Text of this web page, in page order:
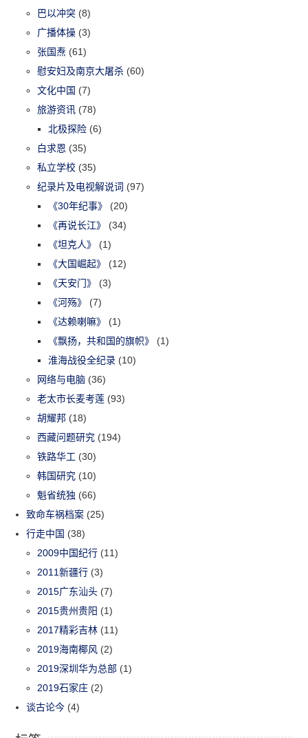
巴以冲突 (8)
广播体操 (3)
张国焘 (61)
慰安妇及南京大屠杀 (60)
文化中国 (7)
旅游资讯 (78)
北极探险 (6)
白求恩 (35)
私立学校 (35)
纪录片及电视解说词 (97)
《30年纪事》
(20)
《再说长江》
(34)
《坦克人》
(1)
《大国崛起》
(12)
《天安门》
(3)
《河殇》
(7)
《达赖喇嘛》
(1)
《飘扬，共和国的旗帜》
(1)
淮海战役全纪录 (10)
网络与电脑 (36)
老太市长麦考莲 (93)
胡耀邦 (18)
西藏问题研究 (194)
铁路华工 (30)
韩国研究 (10)
魁省统独 (66)
致命车祸档案 (25)
行走中国 (38)
2009中国纪行 (11)
2011新疆行 (3)
2015广东汕头 (7)
2015贵州贵阳 (1)
2017精彩吉林 (11)
2019海南椰风 (2)
2019深圳华为总部 (1)
2019石家庄 (2)
谈古论今 (4)